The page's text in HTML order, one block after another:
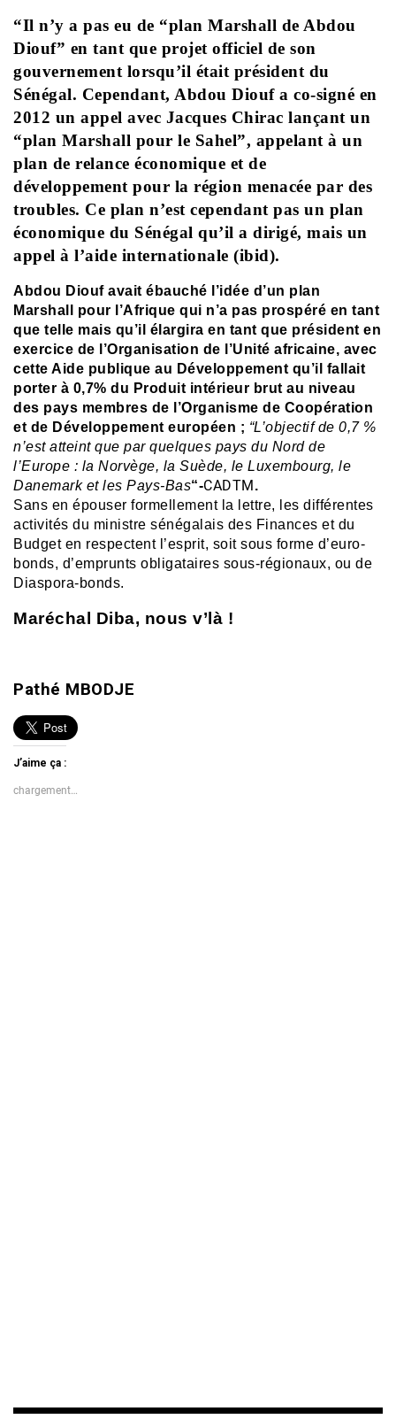
“Il n’y a pas eu de “plan Marshall de Abdou
Diouf” en tant que projet officiel de son
gouvernement lorsqu’il était président du
Sénégal. Cependant, Abdou Diouf a co-signé en
2012 un appel avec Jacques Chirac lançant un
“plan Marshall pour le Sahel”, appelant à un
plan de relance économique et de
développement pour la région menacée par des
troubles. Ce plan n’est cependant pas un plan
économique du Sénégal qu’il a dirigé, mais un
appel à l’aide internationale (ibid).
Abdou Diouf avait ébauché l’idée d’un plan
Marshall pour l’Afrique qui n’a pas prospéré en tant
que telle mais qu’il élargira en tant que président en
exercice de l’Organisation de l’Unité africaine, avec
cette Aide publique au Développement qu’il fallait
porter à 0,7% du Produit intérieur brut au niveau
des pays membres de l’Organisme de Coopération
et de Développement européen ; “L’objectif de 0,7 %
n’est atteint que par quelques pays du Nord de
l’Europe : la Norvège, la Suède, le Luxembourg, le
Danemark et les Pays-Bas“-CADTM.
Sans en épouser formellement la lettre, les différentes
activités du ministre sénégalais des Finances et du
Budget en respectent l’esprit, soit sous forme d’euro-
bonds, d’emprunts obligataires sous-régionaux, ou de
Diaspora-bonds.
Maréchal Diba, nous v’là !
Pathé MBODJE
J’aime ça :
chargement…